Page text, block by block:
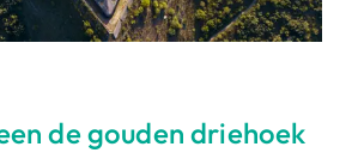
de gouden driehoek